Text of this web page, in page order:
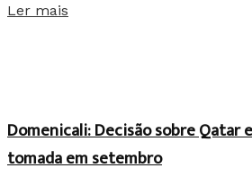
Ler mais
Domenicali: Decisão sobre Qatar
tomada em setembro